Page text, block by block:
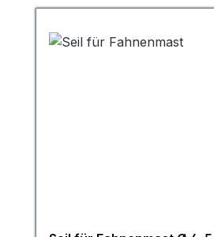
und an diverse
langlebige Investition für
Fahnenmastschlaufe sich